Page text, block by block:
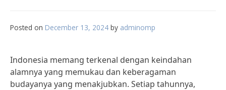
Posted on December 13, 2024 by adminomp
Indonesia memang terkenal dengan keindahan
alamnya yang memukau dan keberagaman
budayanya yang menakjubkan. Setiap tahunnya,